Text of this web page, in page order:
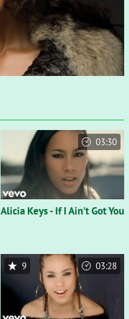
Alicia Keys - If I Ain't Got You
03:30
9 03:28